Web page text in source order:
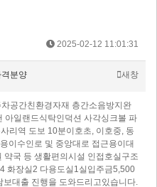
2025-02-12 11:01:31
분양 새창
공간친환경자재 층간소음방지완
아일랜드식탁인덕션 사각싱크볼 파
리역 도보 10분이호초, 이호중, 동
이수인로 및 중앙대로 접근용이대
국 등 생활편의시설 인접​호실구조
화장실2 다용도실1실입주금5,500
대출 진행을 도와드리고있습니다.